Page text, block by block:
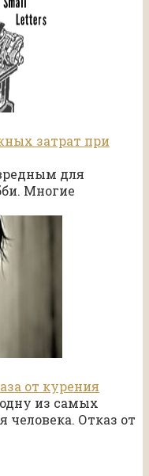
затрат при
для
Многие
от курения
из самых
человека. Отказ от